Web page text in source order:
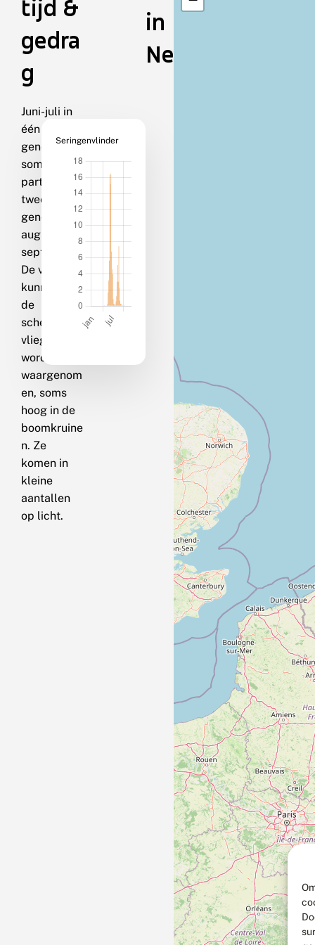
tijd &
gedra
g
Juni-juli in
één
generatie;
soms een
partiële
tweede
generatie in
augustus-
september.
De vlinders
kunnen in
de
schemering
vliegend
worden
waargenom
en, soms
hoog in de
boomkruine
n. Ze
komen in
kleine
aantallen
op licht.
Seringenvlinder
in
Nederland